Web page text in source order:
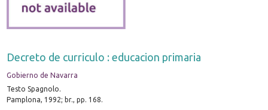
Decreto de curriculo : educacion primaria
Gobierno de Navarra
Testo Spagnolo.
Pamplona, 1992; br., pp. 168.